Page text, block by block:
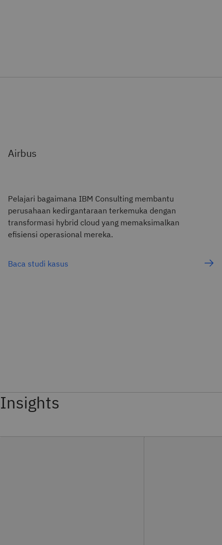
Airbus
Pelajari bagaimana IBM Consulting membantu
perusahaan kedirgantaraan terkemuka dengan
transformasi hybrid cloud yang memaksimalkan
efisiensi operasional mereka.
Baca studi kasus
Insights